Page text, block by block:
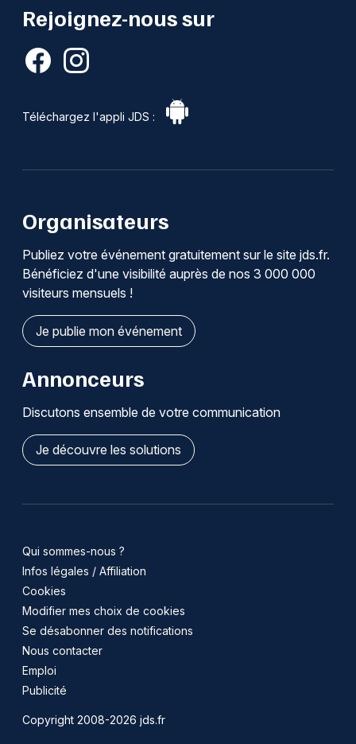
Rejoignez-nous sur
Téléchargez l'appli JDS :
Organisateurs
Publiez votre événement gratuitement sur le site jds.fr.
Bénéficiez d'une visibilité auprès de nos 3 000 000
visiteurs mensuels !
Je publie mon événement
Annonceurs
Discutons ensemble de votre communication
Je découvre les solutions
Qui sommes-nous ?
Infos légales / Affiliation
Cookies
Modifier mes choix de cookies
Se désabonner des notifications
Nous contacter
Emploi
Publicité
Copyright 2008-2026 jds.fr